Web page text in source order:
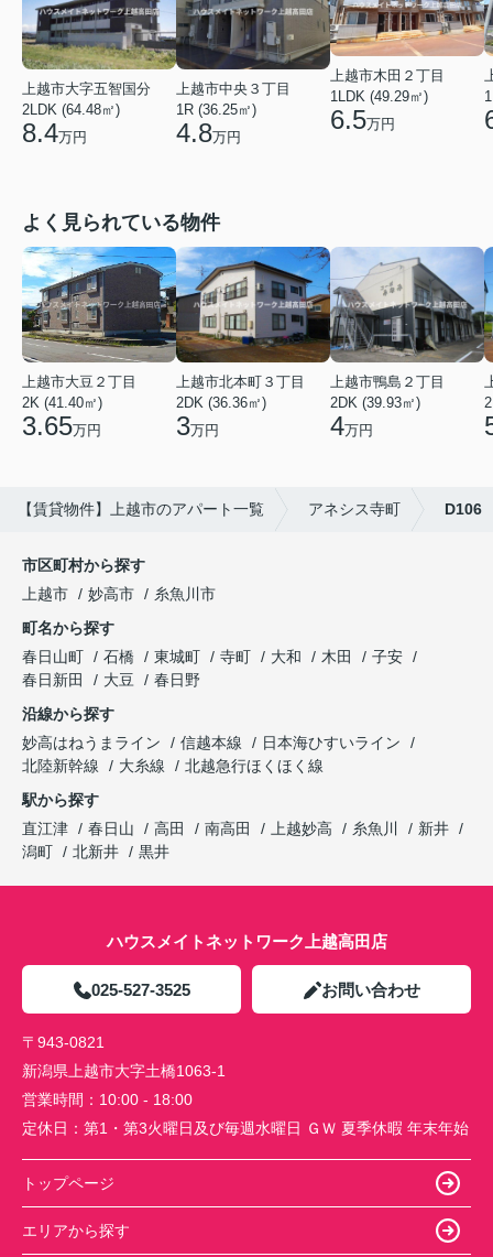
上越市大字五智国分
2LDK (64.48㎡)
8.4万円
上越市中央３丁目
1R (36.25㎡)
4.8万円
上越市木田２丁目
1LDK (49.29㎡)
6.5万円
よく見られている物件
上越市大豆２丁目
2K (41.40㎡)
3.65万円
上越市北本町３丁目
2DK (36.36㎡)
3万円
上越市鴨島２丁目
2DK (39.93㎡)
4万円
【賃貸物件】上越市のアパート一覧 アネシス寺町 D106
市区町村から探す
上越市
妙高市
糸魚川市
町名から探す
春日山町
石橋 東城町 寺町 大和 木田
子安
春日新田
大豆
春日野
沿線から探す
妙高はねうまライン
信越本線
日本海ひすいライン
北陸新幹線
大糸線
北越急行ほくほく線
駅から探す
直江津
春日山 高田 南高田 上越妙高 糸魚川
新井
潟町
北新井 黒井
ハウスメイトネットワーク上越高田店
025-527-3525 お問い合わせ
〒943-0821
新潟県上越市大字土橋1063-1
営業時間： 10:00 - 18:00
定休日： 第1・第3火曜日及び毎週水曜日 ＧＷ 夏季休暇 年末年始
トップページ
エリアから探す